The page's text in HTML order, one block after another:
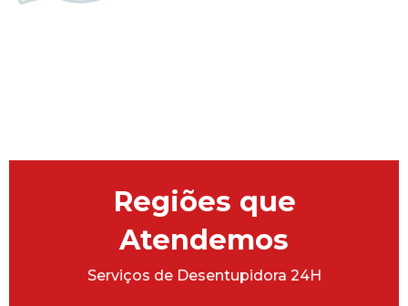
Regiões que
Atendemos
Serviços de Desentupidora 24H